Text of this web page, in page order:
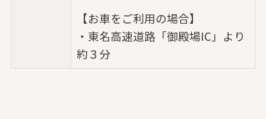
【お車をご利用の場合】
・東名高速道路「御殿場IC」より
約３分